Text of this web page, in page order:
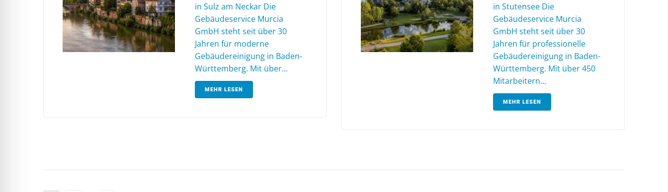
in Sulz am Neckar Die
Gebäudeservice Murcia
GmbH steht seit über 30
Jahren für moderne
Gebäudereinigung in Baden-
Württemberg. Mit über...
MEHR LESEN
in Stutensee Die
Gebäudeservice Murcia
GmbH steht seit über 30
Jahren für professionelle
Gebäudereinigung in Baden-
Württemberg. Mit über 450
Mitarbeitern...
MEHR LESEN